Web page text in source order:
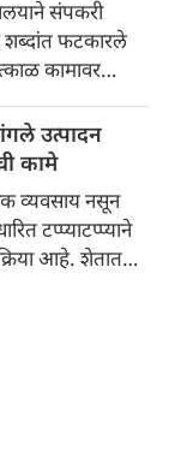
संपकरी
शब्दांत फटकारले
कामावर
आहे, "जर
नसेल, तर
उत्पादन
कामे
व्यवसाय नसून
टप्प्याटप्प्याने
आहे. शेतात